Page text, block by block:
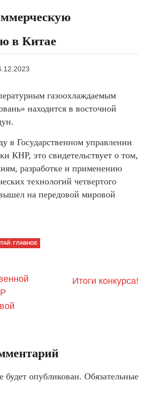
в Китае
газоохлаждаемым
находится в восточной
в Государственном управлении
КНР, это свидетельствует о том,
разработке и применению
технологий четвертого
на передовой мировой
ГЛАВНОЕ
Итоги конкурса!
будет опубликован. Обязательные